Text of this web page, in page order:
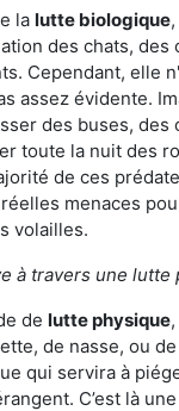
la lutte biologique
des chats, des
Cependant, elle
assez évidente.
des buses, des
toute la nuit des
de ces
menaces
volailles.
à travers une lutte
de lutte physique
de nasse, ou
qui servira à
C’est là